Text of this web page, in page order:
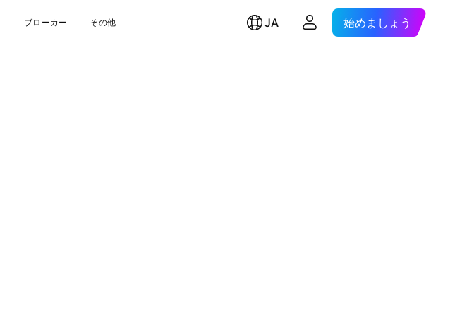
ブローカー その他 JA 始めましょう